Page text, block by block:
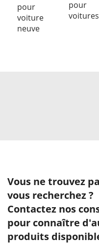
pour
voiture
neuve
pour
voitures
Vous ne trouvez
vous recherchez ?
Contactez nos
pour connaître
produits